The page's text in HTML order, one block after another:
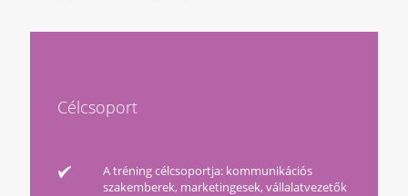
Célcsoport
A tréning célcsoportja: kommunikációs
szakemberek, marketingesek, vállalatvezetők